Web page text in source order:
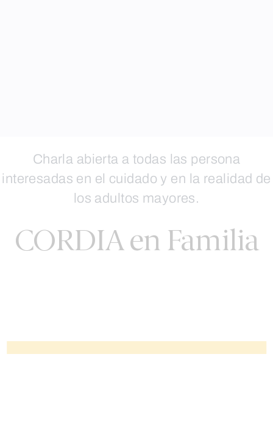
Charla abierta a todas las persona
interesadas en el cuidado y en la realidad de
los adultos mayores.
CORDIA en Familia